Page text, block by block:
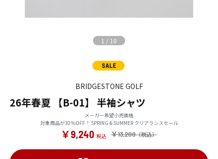
1 / 10
BRIDGESTONE GOLF
26年春夏 【B-01】 半袖シャツ
メーカー希望小売価格
対象商品が30％OFF！ SPRING & SUMMER クリアランスセール
￥13,200
￥9,240